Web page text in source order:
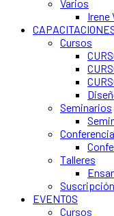
Varios
Irene
Cursos
Seminarios
Talleres
EVENTOS
Cursos